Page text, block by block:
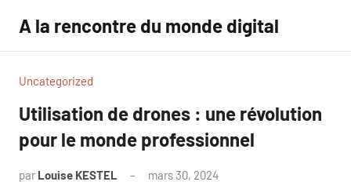
contenu
A la rencontre du monde digital
Uncategorized
Utilisation de drones : une révolution
pour le monde professionnel
par Louise KESTEL mars 30, 2024